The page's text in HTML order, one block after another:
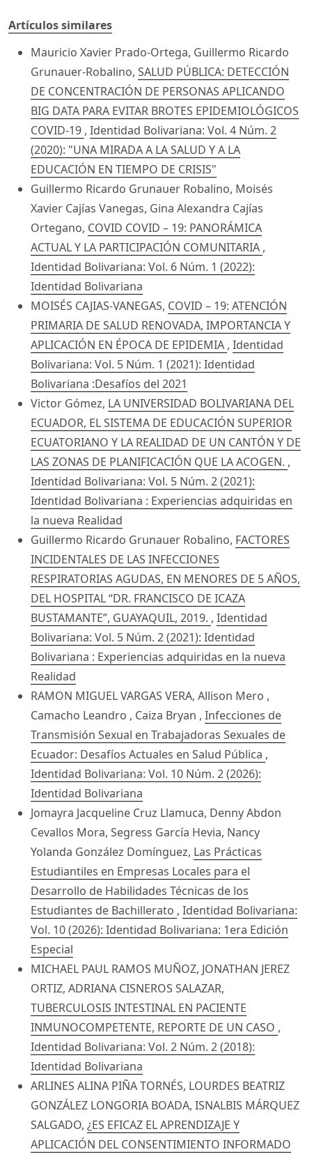
Artículos similares
Mauricio Xavier Prado-Ortega, Guillermo Ricardo
Grunauer-Robalino, SALUD PÚBLICA: DETECCIÓN
DE CONCENTRACIÓN DE PERSONAS APLICANDO
BIG DATA PARA EVITAR BROTES EPIDEMIOLÓGICOS
COVID-19 , Identidad Bolivariana: Vol. 4 Núm. 2
(2020): "UNA MIRADA A LA SALUD Y A LA
EDUCACIÓN EN TIEMPO DE CRISIS"
Guillermo Ricardo Grunauer Robalino, Moisés
Xavier Cajías Vanegas, Gina Alexandra Cajías
Ortegano, COVID COVID – 19: PANORÁMICA
ACTUAL Y LA PARTICIPACIÓN COMUNITARIA ,
Identidad Bolivariana: Vol. 6 Núm. 1 (2022):
Identidad Bolivariana
MOISÉS CAJIAS-VANEGAS, COVID – 19: ATENCIÓN
PRIMARIA DE SALUD RENOVADA, IMPORTANCIA Y
APLICACIÓN EN ÉPOCA DE EPIDEMIA , Identidad
Bolivariana: Vol. 5 Núm. 1 (2021): Identidad
Bolivariana :Desafíos del 2021
Victor Gómez, LA UNIVERSIDAD BOLIVARIANA DEL
ECUADOR, EL SISTEMA DE EDUCACIÓN SUPERIOR
ECUATORIANO Y LA REALIDAD DE UN CANTÓN Y DE
LAS ZONAS DE PLANIFICACIÓN QUE LA ACOGEN. ,
Identidad Bolivariana: Vol. 5 Núm. 2 (2021):
Identidad Bolivariana : Experiencias adquiridas en
la nueva Realidad
Guillermo Ricardo Grunauer Robalino, FACTORES
INCIDENTALES DE LAS INFECCIONES
RESPIRATORIAS AGUDAS, EN MENORES DE 5 AÑOS,
DEL HOSPITAL “DR. FRANCISCO DE ICAZA
BUSTAMANTE”, GUAYAQUIL, 2019. , Identidad
Bolivariana: Vol. 5 Núm. 2 (2021): Identidad
Bolivariana : Experiencias adquiridas en la nueva
Realidad
RAMON MIGUEL VARGAS VERA, Allison Mero ,
Camacho Leandro , Caiza Bryan , Infecciones de
Transmisión Sexual en Trabajadoras Sexuales de
Ecuador: Desafíos Actuales en Salud Pública ,
Identidad Bolivariana: Vol. 10 Núm. 2 (2026):
Identidad Bolivariana
Jomayra Jacqueline Cruz Llamuca, Denny Abdon
Cevallos Mora, Segress García Hevia, Nancy
Yolanda González Domínguez, Las Prácticas
Estudiantiles en Empresas Locales para el
Desarrollo de Habilidades Técnicas de los
Estudiantes de Bachillerato , Identidad Bolivariana:
Vol. 10 (2026): Identidad Bolivariana: 1era Edición
Especial
MICHAEL PAUL RAMOS MUÑOZ, JONATHAN JEREZ
ORTIZ, ADRIANA CISNEROS SALAZAR,
TUBERCULOSIS INTESTINAL EN PACIENTE
INMUNOCOMPETENTE, REPORTE DE UN CASO ,
Identidad Bolivariana: Vol. 2 Núm. 2 (2018):
Identidad Bolivariana
ARLINES ALINA PIÑA TORNÉS, LOURDES BEATRIZ
GONZÁLEZ LONGORIA BOADA, ISNALBIS MÁRQUEZ
SALGADO, ¿ES EFICAZ EL APRENDIZAJE Y
APLICACIÓN DEL CONSENTIMIENTO INFORMADO